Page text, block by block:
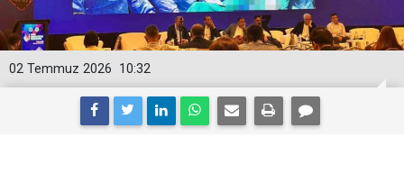
10:32
02 Temmuz 2026